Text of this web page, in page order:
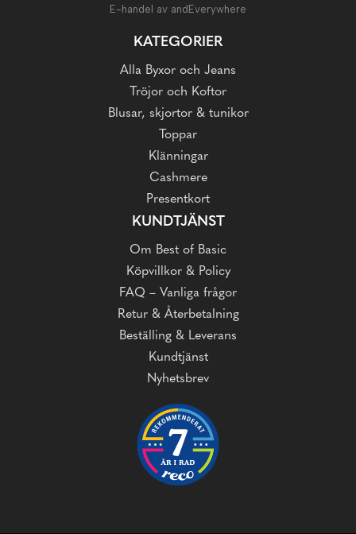
E-handel av andEverywhere
KATEGORIER
Alla Byxor och Jeans
Tröjor och Koftor
Blusar, skjortor & tunikor
Toppar
Klänningar
Cashmere
Presentkort
KUNDTJÄNST
Om Best of Basic
Köpvillkor & Policy
FAQ – Vanliga frågor
Retur & Återbetalning
Beställing & Leverans
Kundtjänst
Nyhetsbrev